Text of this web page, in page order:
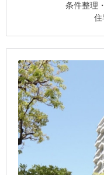
条件整理
住